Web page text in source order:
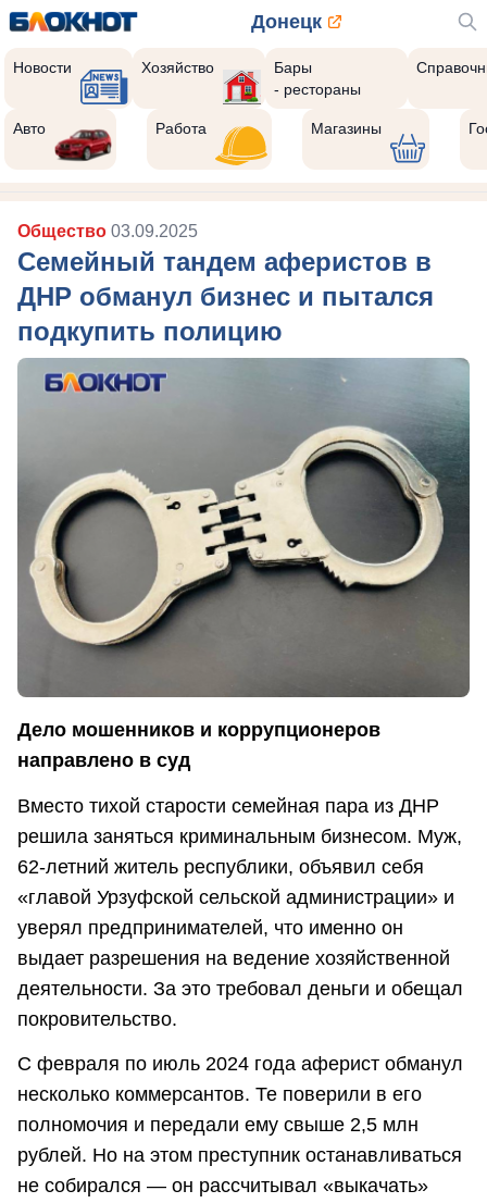
Донецк
Новости Хозяйство
Бары
- рестораны
Авто Работа Магазины
Общество 03.09.2025
Семейный тандем аферистов в
ДНР обманул бизнес и пытался
подкупить полицию
Дело мошенников и коррупционеров
направлено в суд
Вместо тихой старости семейная пара из ДНР
решила заняться криминальным бизнесом. Муж,
62-летний житель республики, объявил себя
«главой Урзуфской сельской администрации» и
уверял предпринимателей, что именно он
выдает разрешения на ведение хозяйственной
деятельности. За это требовал деньги и обещал
покровительство.
С февраля по июль 2024 года аферист обманул
несколько коммерсантов. Те поверили в его
полномочия и передали ему свыше 2,5 млн
рублей. Но на этом преступник останавливаться
не собирался — он рассчитывал «выкачать»